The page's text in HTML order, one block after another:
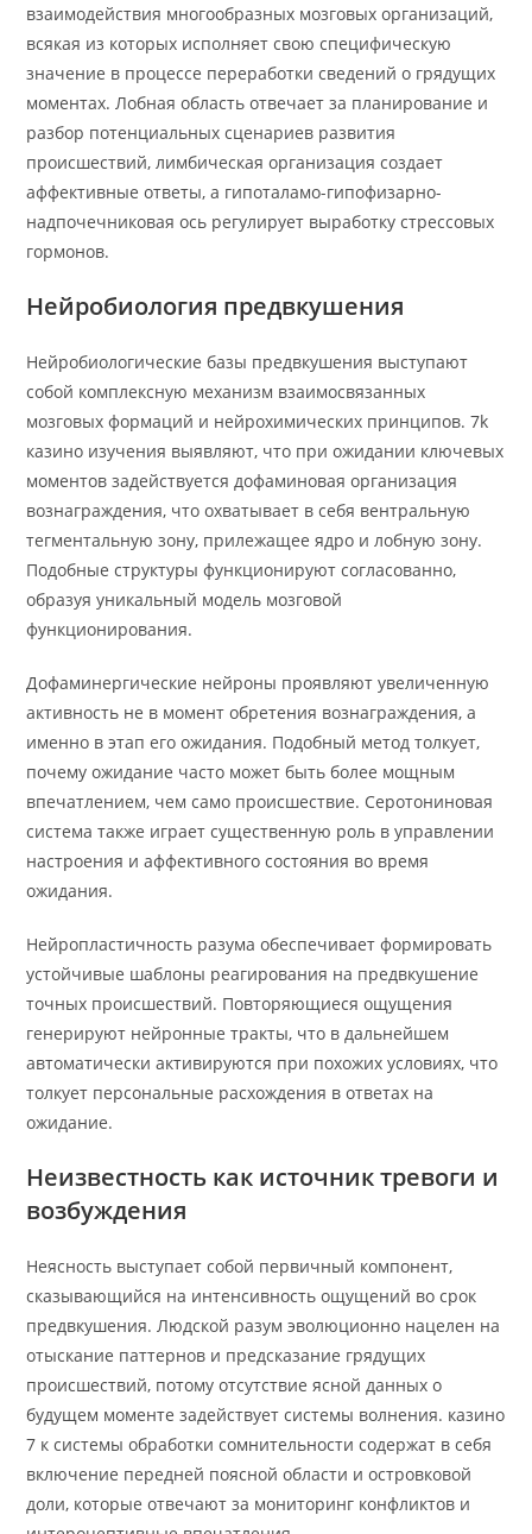
взаимодействия многообразных мозговых организаций,
всякая из которых исполняет свою специфическую
значение в процессе переработки сведений о грядущих
моментах. Лобная область отвечает за планирование и
разбор потенциальных сценариев развития
происшествий, лимбическая организация создает
аффективные ответы, а гипоталамо-гипофизарно-
надпочечниковая ось регулирует выработку стрессовых
гормонов.
Нейробиология предвкушения
Нейробиологические базы предвкушения выступают
собой комплексную механизм взаимосвязанных
мозговых формаций и нейрохимических принципов. 7k
казино изучения выявляют, что при ожидании ключевых
моментов задействуется дофаминовая организация
вознаграждения, что охватывает в себя вентральную
тегментальную зону, прилежащее ядро и лобную зону.
Подобные структуры функционируют согласованно,
образуя уникальный модель мозговой
функционирования.
Дофаминергические нейроны проявляют увеличенную
активность не в момент обретения вознаграждения, а
именно в этап его ожидания. Подобный метод толкует,
почему ожидание часто может быть более мощным
впечатлением, чем само происшествие. Серотониновая
система также играет существенную роль в управлении
настроения и аффективного состояния во время
ожидания.
Нейропластичность разума обеспечивает формировать
устойчивые шаблоны реагирования на предвкушение
точных происшествий. Повторяющиеся ощущения
генерируют нейронные тракты, что в дальнейшем
автоматически активируются при похожих условиях, что
толкует персональные расхождения в ответах на
ожидание.
Неизвестность как источник тревоги и
возбуждения
Неясность выступает собой первичный компонент,
сказывающийся на интенсивность ощущений во срок
предвкушения. Людской разум эволюционно нацелен на
отыскание паттернов и предсказание грядущих
происшествий, потому отсутствие ясной данных о
будущем моменте задействует системы волнения. казино
7 к системы обработки сомнительности содержат в себя
включение передней поясной области и островковой
доли, которые отвечают за мониторинг конфликтов и